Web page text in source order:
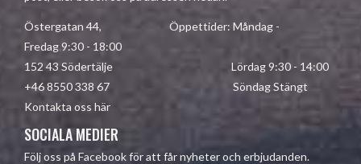
Östergatan 44, Öppettider: Måndag -
Fredag 9:30 - 18:00
152 43 Södertälje Lördag 9:30 - 14:00
+46 8550 338 67 Söndag Stängt
Kontakta oss här
SOCIALA MEDIER
Följ oss på Facebook för att får nyheter och erbjudanden.